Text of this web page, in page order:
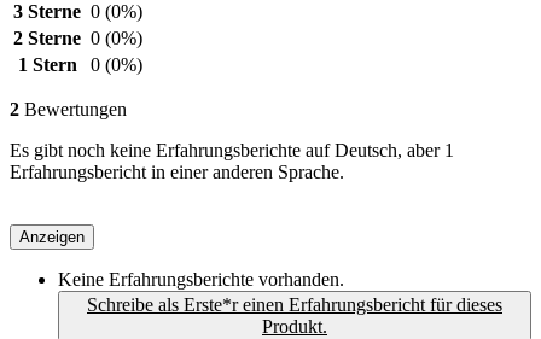
3 Sterne 0 (0%)
2 Sterne 0 (0%)
1 Stern
0 (0%)
2 Bewertungen
Es gibt noch keine Erfahrungsberichte auf Deutsch, aber 1
Erfahrungsbericht in einer anderen Sprache.
Anzeigen
Keine Erfahrungsberichte vorhanden.
Schreibe als Erste*r einen Erfahrungsbericht für dieses
Produkt.